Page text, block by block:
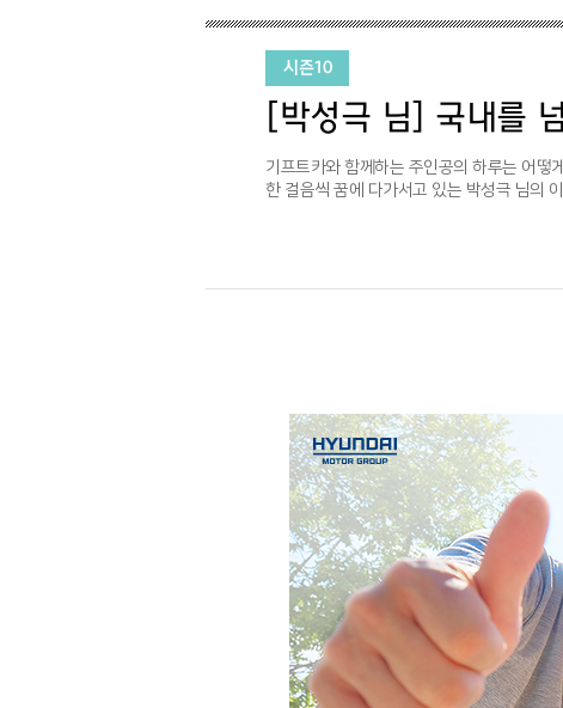
시즌10
[박성극 님] 국내를
기프트카와 함께하는 주인공의 하루는 어떻
한 걸음씩 꿈에 다가서고 있는 박성극 님의